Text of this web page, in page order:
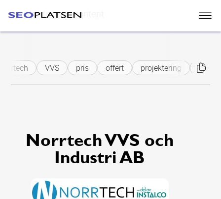
Skip to main content
VVS pris offert projektering
Norrtech VVS och
Industri AB